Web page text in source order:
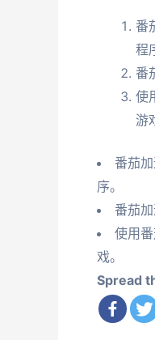
番
程
番
使
游
番茄
序。
番茄
使用
戏。
Spread